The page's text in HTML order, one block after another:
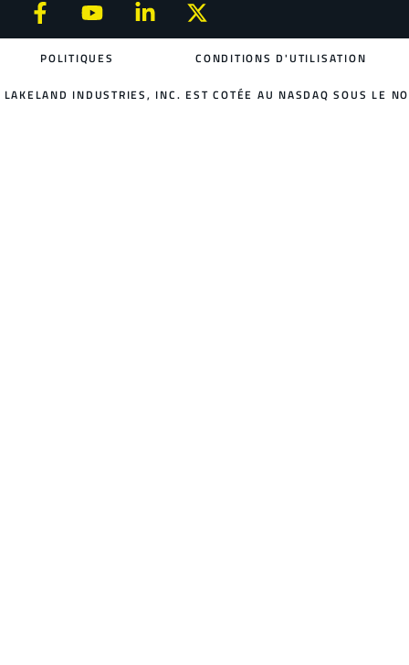
POLITIQUES CONDITIONS D'UTILISATION
LAKELAND INDUSTRIES, INC. EST COTÉE AU NASDAQ SOUS LE